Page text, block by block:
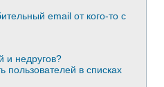
email от кого-то с
и недругов?
пользователей в списках